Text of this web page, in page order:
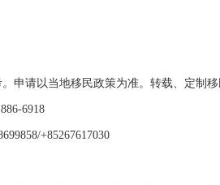
申请以当地移民政策为准。转载、定制
6918
+85267617030